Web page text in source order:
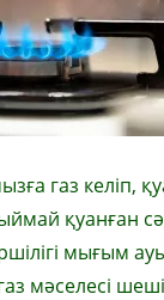
газ келіп,
қуанған
мығым
мәселесі